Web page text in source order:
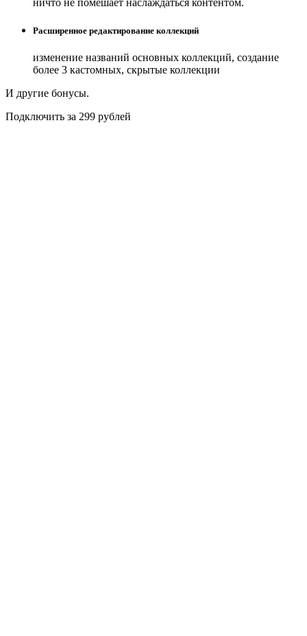
Расширенное редактирование коллекций
изменение названий основных коллекций, создание
более 3 кастомных, скрытые коллекции
И другие бонусы.
Подключить за 299 рублей